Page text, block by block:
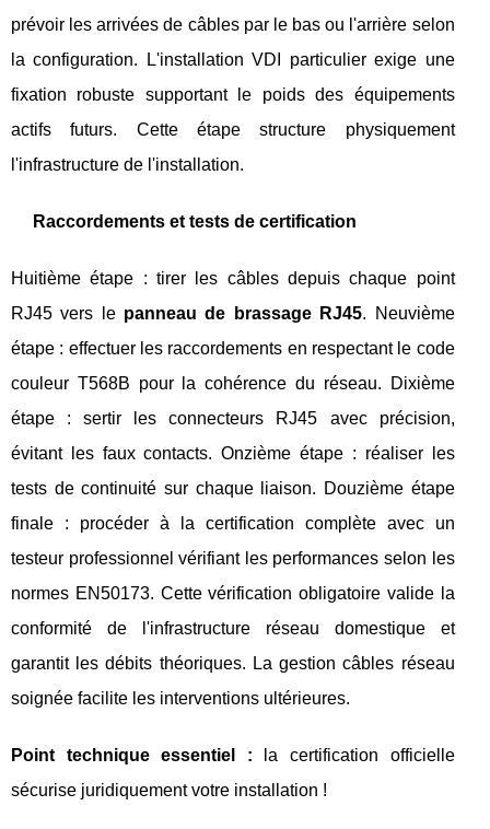
prévoir les arrivées de câbles par le bas ou l'arrière selon
la configuration. L'installation VDI particulier exige une
fixation robuste supportant le poids des équipements
actifs futurs. Cette étape structure physiquement
l'infrastructure de l'installation.
Raccordements et tests de certification
Huitième étape : tirer les câbles depuis chaque point
RJ45 vers le panneau de brassage RJ45. Neuvième
étape : effectuer les raccordements en respectant le code
couleur T568B pour la cohérence du réseau. Dixième
étape : sertir les connecteurs RJ45 avec précision,
évitant les faux contacts. Onzième étape : réaliser les
tests de continuité sur chaque liaison. Douzième étape
finale : procéder à la certification complète avec un
testeur professionnel vérifiant les performances selon les
normes EN50173. Cette vérification obligatoire valide la
conformité de l'infrastructure réseau domestique et
garantit les débits théoriques. La gestion câbles réseau
soignée facilite les interventions ultérieures.
Point technique essentiel : la certification officielle
sécurise juridiquement votre installation !